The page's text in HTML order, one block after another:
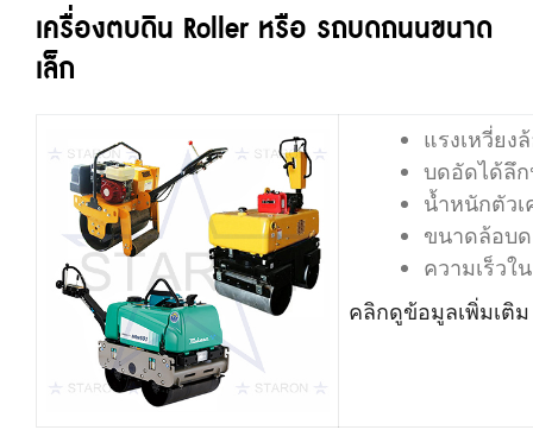
เครื่องตบดิน Roller หรือ รถบดถนนขนาด
เล็ก
แรงเหวี่ยง
บดอัดได้ลึ
น้ำหนักตัวเ
ขนาดล้อบด
ความเร็วใ
คลิกดูข้อมูลเพิ่มเติม